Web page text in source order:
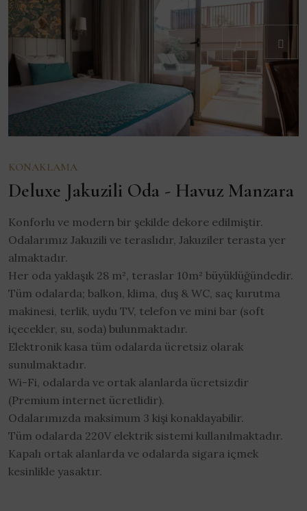
KONAKLAMA
Deluxe Jakuzili Oda - Havuz Manzara
Konforlu ve modern bir şekilde dekore edilmiştir.
Odalarımız Jakuzili ve teraslıdır, Jakuziler terasta yer
almaktadır.
Her oda yaklaşık 28 m², teraslar 10m² büyüklüğündedir.
Tüm odalarda; balkon, klima, duş & WC, saç kurutma
makinesi, terlik, uydu TV, telefon ve mini bar (soft
içecekler, su, soda) bulunmaktadır.
Elektronik kasa tüm odalarda ücretsiz olarak
sunulmaktadır.
Wi-Fi, odalarda ve ortak alanlarda ücretsizdir
(Premium internet ücretlidir).
Odalarımızda maksimum 3 kişi konaklayabilir.
Tüm odalarda 220V elektrik sistemi kullanılmaktadır.
Kapalı ortak alanlarda ve odalarda sigara içmek
kesinlikle yasaktır.